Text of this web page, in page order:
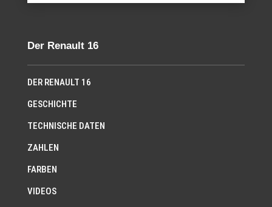
Der Renault 16
DER RENAULT 16
GESCHICHTE
TECHNISCHE DATEN
ZAHLEN
FARBEN
VIDEOS